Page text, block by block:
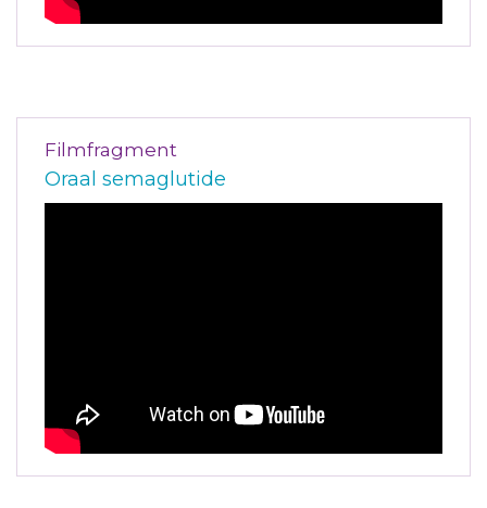
Filmfragment
Oraal semaglutide